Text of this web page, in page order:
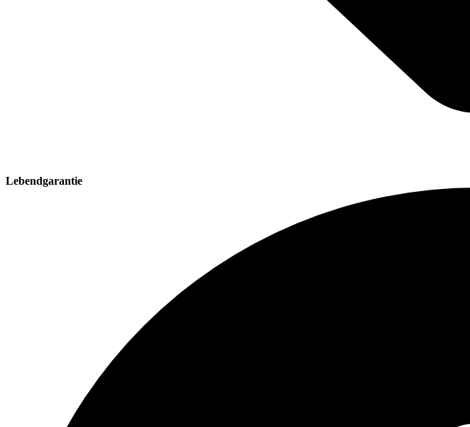
Lebendgarantie